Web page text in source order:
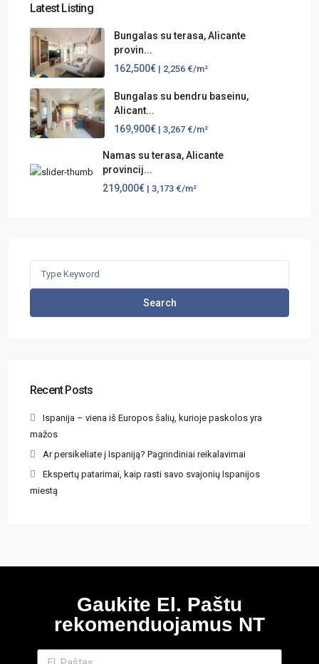
Latest Listing
Bungalas su terasa, Alicante
provin...
162,500€ | 2,256 €/m²
Bungalas su bendru baseinu,
Alicant...
169,900€ | 3,267 €/m²
Namas su terasa, Alicante
provincij...
219,000€ | 3,173 €/m²
Search
Recent Posts
Ispanija – viena iš Europos šalių, kurioje paskolos yra
mažos
Ar persikeliate į Ispaniją? Pagrindiniai reikalavimai
Ekspertų patarimai, kaip rasti savo svajonių Ispanijos
miestą
Gaukite El. Paštu
rekomenduojamus NT